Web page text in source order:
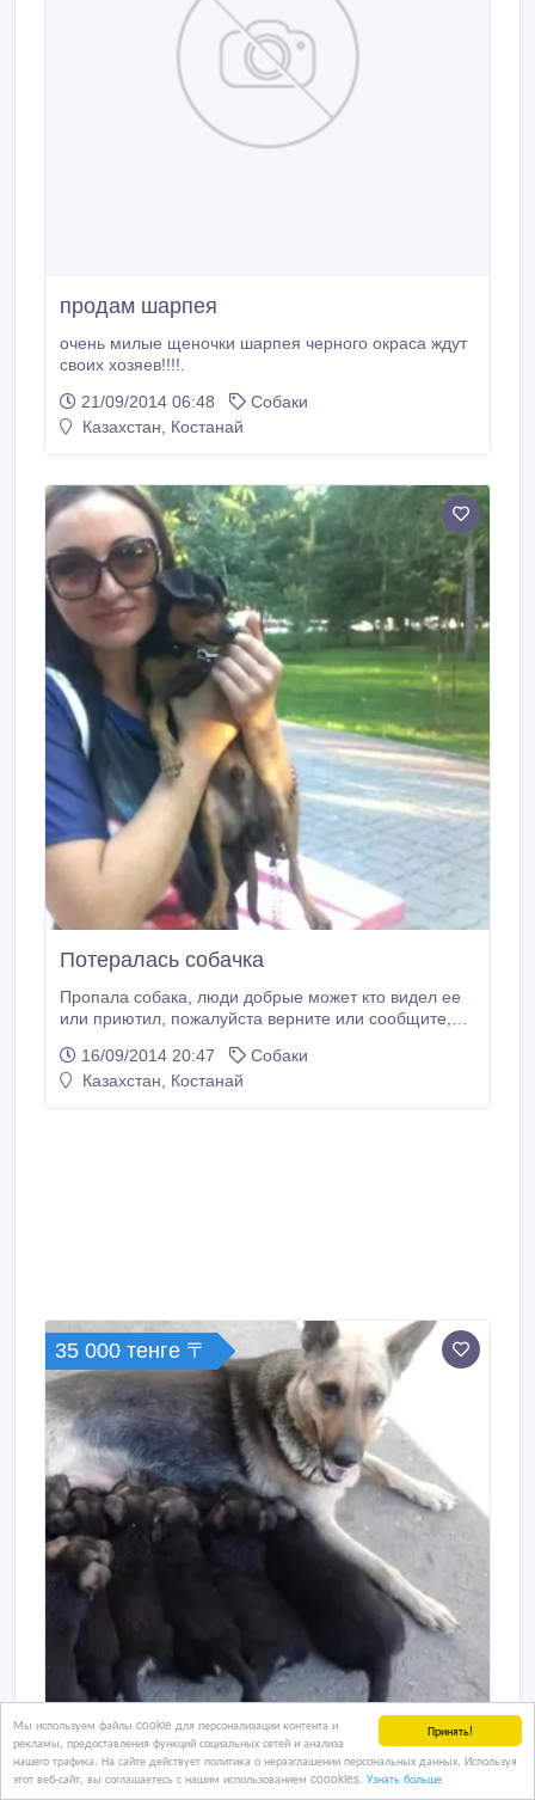
Принять!
Мы используем файлы cookie для персонализации контента и
рекламы, предоставления функций социальных сетей и анализа
нашего трафика. На сайте действует политика о неразглашении персональных данных. Используя
этот веб-сайт, вы соглашаетесь с нашим использованием coookies. Узнать больше
продам шарпея
очень милые щеночки шарпея черного окраса ждут
своих хозяев!!!!.
21/09/2014 06:48
Собаки
Казахстан, Костанай
Потералась собачка
Пропала собака, люди добрые может кто видел ее
или приютил, пожалуйста верните или сообщите,
коричневыми лапками и мордочкой! Пропал в
районе Достыка. Жить без него не могу! Ребенок
16/09/2014 20:47
Собаки
Казахстан, Костанай
35 000 тенге 〒
Продаю щенков немецкой породы.